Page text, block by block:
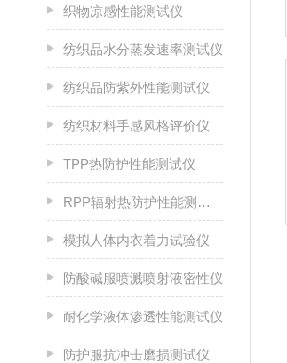
织物凉感性能测试仪
纺织品水分蒸发速率测试仪
纺织品防紫外性能测试仪
纺织材料手感风格评价仪
TPP热防护性能测试仪
RPP辐射热防护性能测试仪
模拟人体内衣着力试验仪
防酸碱服喷溅喷射液密性仪
耐化学液体渗透性能测试仪
防护服抗冲击磨损测试仪